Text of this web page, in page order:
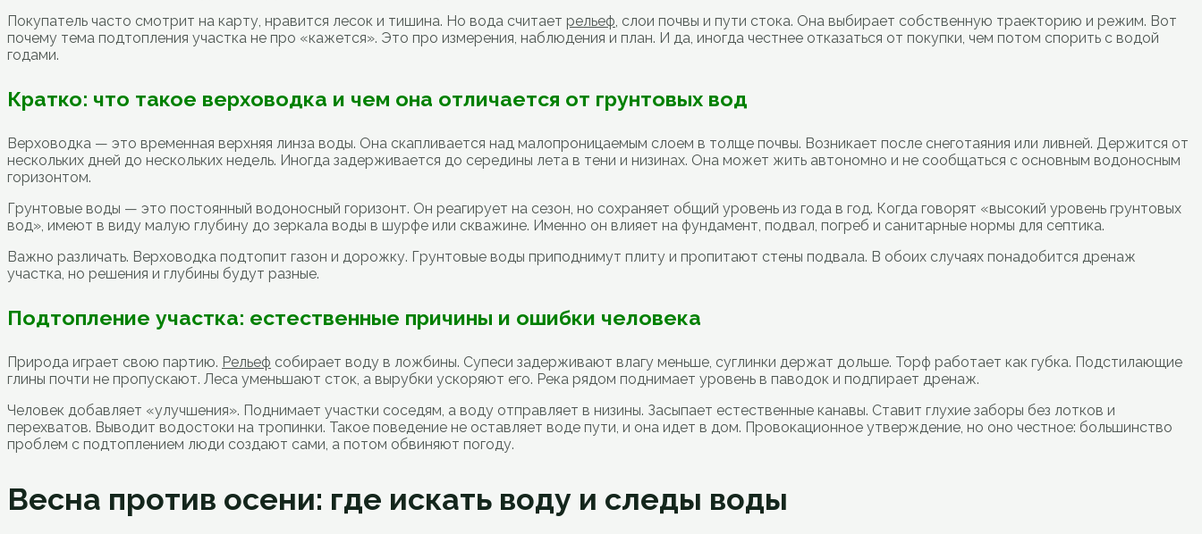
Покупатель часто смотрит на карту, нравится лесок и тишина. Но вода считает рельеф, слои почвы и пути стока. Она выбирает собственную траекторию и режим. Вот
почему тема подтопления участка не про «кажется». Это про измерения, наблюдения и план. И да, иногда честнее отказаться от покупки, чем потом спорить с водой
годами.
Кратко: что такое верховодка и чем она отличается от грунтовых вод
Верховодка — это временная верхняя линза воды. Она скапливается над малопроницаемым слоем в толще почвы. Возникает после снеготаяния или ливней. Держится от
нескольких дней до нескольких недель. Иногда задерживается до середины лета в тени и низинах. Она может жить автономно и не сообщаться с основным водоносным
горизонтом.
Грунтовые воды — это постоянный водоносный горизонт. Он реагирует на сезон, но сохраняет общий уровень из года в год. Когда говорят «высокий уровень грунтовых
вод», имеют в виду малую глубину до зеркала воды в шурфе или скважине. Именно он влияет на фундамент, подвал, погреб и санитарные нормы для септика.
Важно различать. Верховодка подтопит газон и дорожку. Грунтовые воды приподнимут плиту и пропитают стены подвала. В обоих случаях понадобится дренаж
участка, но решения и глубины будут разные.
Подтопление участка: естественные причины и ошибки человека
Природа играет свою партию. Рельеф собирает воду в ложбины. Супеси задерживают влагу меньше, суглинки держат дольше. Торф работает как губка. Подстилающие
глины почти не пропускают. Леса уменьшают сток, а вырубки ускоряют его. Река рядом поднимает уровень в паводок и подпирает дренаж.
Человек добавляет «улучшения». Поднимает участки соседям, а воду отправляет в низины. Засыпает естественные канавы. Ставит глухие заборы без лотков и
перехватов. Выводит водостоки на тропинки. Такое поведение не оставляет воде пути, и она идет в дом. Провокационное утверждение, но оно честное: большинство
проблем с подтоплением люди создают сами, а потом обвиняют погоду.
Весна против осени: где искать воду и следы воды